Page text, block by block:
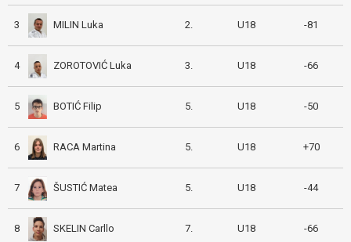
3 MILIN Luka 2. U18 -81
4 ZOROTOVIĆ Luka 3. U18 -66
5 BOTIĆ Filip 5. U18 -50
6 RACA Martina 5. U18 +70
7 ŠUSTIĆ Matea 5. U18 -44
8 SKELIN Carllo 7. U18 -66